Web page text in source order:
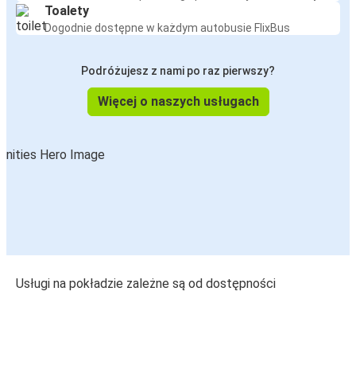
Toalety
Dogodnie dostępne w każdym autobusie FlixBus
Podróżujesz z nami po raz pierwszy?
Więcej o naszych usługach
Usługi na pokładzie zależne są od dostępności